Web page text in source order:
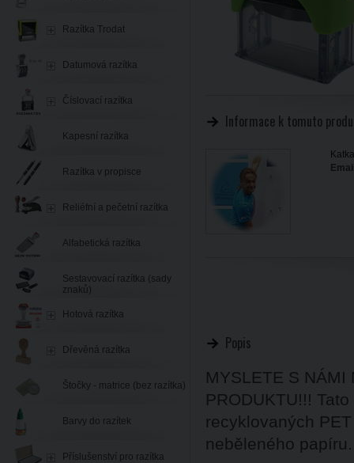
Informace k tomuto
Popis
MYSLETE S NÁMI
PRODUKTU!!!
recyklovaných
neběleného papíru.
Razítka Trodat
Datumová razítka
Číslovací razítka
Kapesní razítka
Razítka v propisce
Reliéfní a pečetní razítka
Alfabetická razítka
Sestavovací razítka (sady
znaků)
Hotová razítka
Dřevěná razítka
Štočky - matrice (bez razítka)
Barvy do razítek
Příslušenství pro razítka